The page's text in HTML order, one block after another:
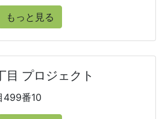
もっと見る
目 プロジェクト
499番10